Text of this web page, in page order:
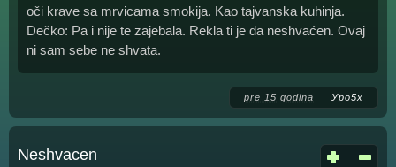
oči krave sa mrvicama smokija. Kao tajvanska kuhinja.
Dečko: Pa i nije te zajebala. Rekla ti je da neshvaćen. Ovaj
ni sam sebe ne shvata.
pre 15 godina Уро5х
Neshvacen